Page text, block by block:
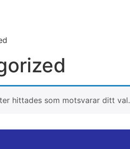
hittades som motsvarar ditt val.